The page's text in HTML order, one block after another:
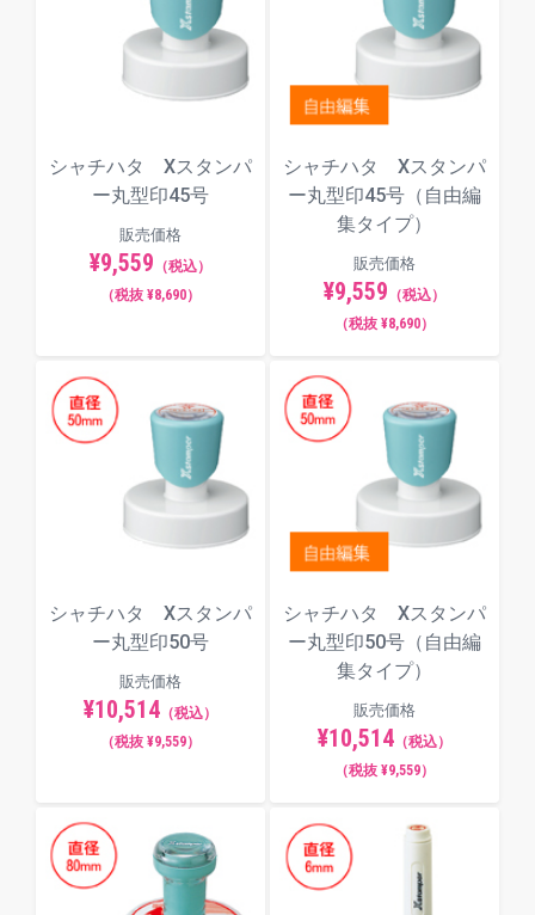
シャチハタ Xスタンパ
ー丸型印45号
販売価格
¥9,559 （税込）
（税抜 ¥8,690）
シャチハタ Xスタンパ
ー丸型印45号（自由編
集タイプ）
販売価格
¥9,559 （税込）
（税抜 ¥8,690）
シャチハタ Xスタンパ
ー丸型印50号
販売価格
¥10,514 （税込）
（税抜 ¥9,559）
シャチハタ Xスタンパ
ー丸型印50号（自由編
集タイプ）
販売価格
¥10,514 （税込）
（税抜 ¥9,559）